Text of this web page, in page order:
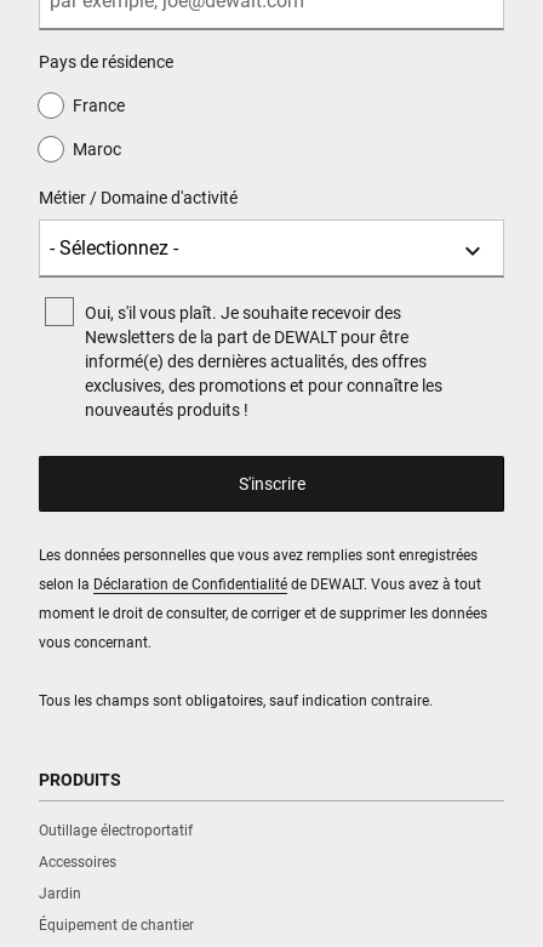
Tous les champs sont obligatoires, sauf indication contraire.
Pays de résidence
France
Maroc
Métier / Domaine d'activité
Oui, s'il vous plaît. Je souhaite recevoir des
Newsletters de la part de DEWALT pour être
informé(e) des dernières actualités, des offres
exclusives, des promotions et pour connaître les
nouveautés produits !
Les données personnelles que vous avez remplies sont enregistrées
selon la Déclaration de Confidentialité de DEWALT. Vous avez à tout
moment le droit de consulter, de corriger et de supprimer les données
vous concernant.
PRODUITS
Outillage électroportatif
Accessoires
Jardin
Équipement de chantier